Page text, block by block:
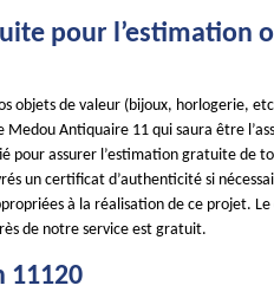
pour l’estimation
objets de valeur (bijoux, horlogerie,
Antiquaire 11 qui saura être
pour assurer l’estimation gratuite de
un certificat d’authenticité si
à la réalisation de ce projet. Le
de notre service est gratuit.
11120